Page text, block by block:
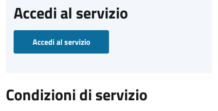
Accedi al servizio
Accedi al servizio
Condizioni di servizio